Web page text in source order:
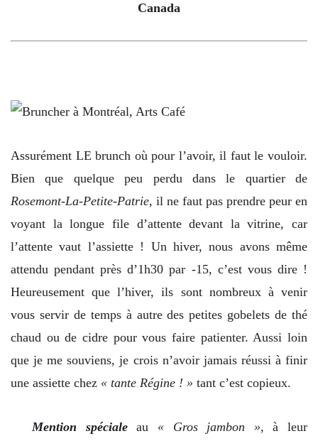
Canada
Assurément LE brunch où pour l’avoir, il faut le vouloir.
Bien que quelque peu perdu dans le quartier de
Rosemont-La-Petite-Patrie, il ne faut pas prendre peur en
voyant la longue file d’attente devant la vitrine, car
l’attente vaut l’assiette ! Un hiver, nous avons même
attendu pendant près d’1h30 par -15, c’est vous dire !
Heureusement que l’hiver, ils sont nombreux à venir
vous servir de temps à autre des petites gobelets de thé
chaud ou de cidre pour vous faire patienter. Aussi loin
que je me souviens, je crois n’avoir jamais réussi à finir
une assiette chez « tante Régine ! » tant c’est copieux.
Mention spécialeau « Gros jambon », à leur